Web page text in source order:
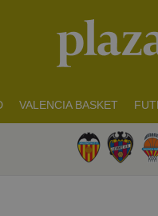
VALENCIA BASKET